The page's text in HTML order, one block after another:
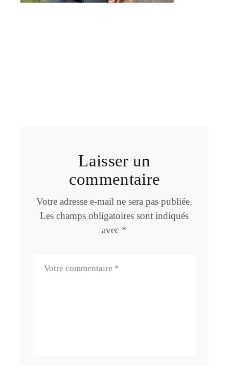
Laisser un
commentaire
Votre adresse e-mail ne sera pas publiée.
Les champs obligatoires sont indiqués
avec *